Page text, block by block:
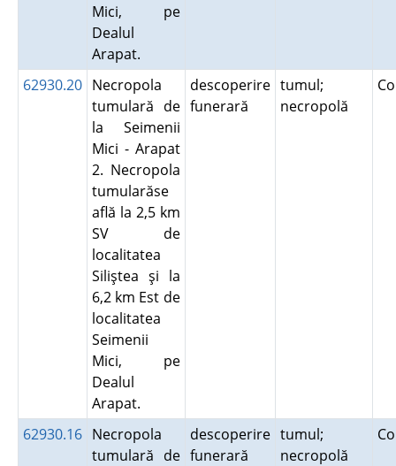
Mici, pe
Dealul
Arapat.
62930.20 Necropola
tumulară de
la Seimenii
Mici - Arapat
2. Necropola
tumularăse
află la 2,5 km
SV de
localitatea
Siliştea şi la
6,2 km Est de
localitatea
Seimenii
Mici, pe
Dealul
Arapat.
descoperire
funerară
tumul;
necropolă
62930.16 Necropola
tumulară de
descoperire
funerară
tumul;
necropolă